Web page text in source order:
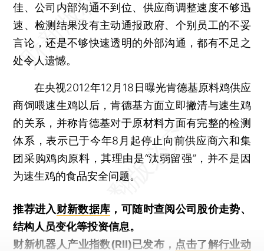
佳、公司内部沟通不到位、供应商调整速度不够迅
速、检测结果没有主动通报政府、个别员工的不妥
言论，还是不够快速透明的外部沟通，都有不足之
处令人遗憾。
在央视2012年12月18日曝光肯德基原料鸡供应
商饲喂速生鸡以后，肯德基方面立即撇清与速生鸡
的关系，并称肯德基对于原材料方面有完整的检测
体系，表示已于今年8月起停止向前供应商六和集
团采购鸡肉原料，其理由是“汰弱留强”，并不是因
为速生鸡的食品安全问题。
推荐进入财新数据库 ，可随时查阅公司股价走势、
结构人员变化等投资信息。
财新机器人产业指数(RII)已发布， 点击了解行业动